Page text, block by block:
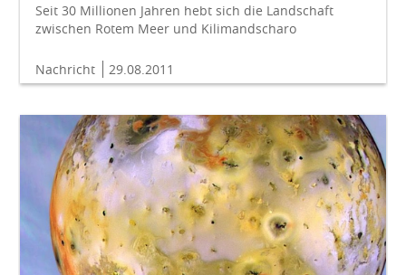
Seit 30 Millionen Jahren hebt sich die Landschaft
zwischen Rotem Meer und Kilimandscharo
Nachricht 29.08.2011